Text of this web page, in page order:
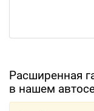
Расширенная
в нашем